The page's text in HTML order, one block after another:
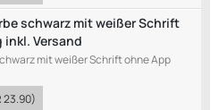
schwarz mit weißer Schrift
inkl. Versand
mit weißer Schrift ohne App
23.90)